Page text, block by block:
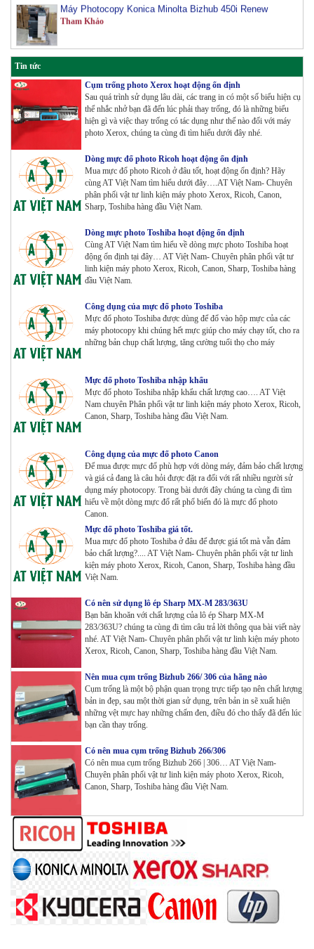
Tham Khảo
Máy Photocopy màu Toshiba E-Studio 3515AC Renew
Máy Photocopy Konica Minolta Bizhub 360i Renew
Tham Khảo
Máy Photocopy màu Toshiba E-Studio 4515AC Renew
Tham Khảo
Máy Photocopy màu Toshiba E-Studio 5015AC Renew
Tham Khảo
Máy Photocopy KONICA MINOLTA Bizhub 367 Renew
Tham Khảo
Bộ Mực 4 màu Konica Minolta Bizhub C1085 | 6085 |
HÃNG_ USA
Tham Khảo
Máy Photocopy Ricoh MP 7503 Renew
Tham Khảo
Máy photocopy Ricoh IM 7000
Tham Khảo
Máy in Laser Đơn năng G&G P2022W_in Wifi
Tham Khảo
Máy in Laser Đơn năng G&G GP4200DW in Đảo mặt ,
Wifi
Tham Khảo
Tham Khảo
Máy in Đa chức năng G&G GM3310DW in , scan ,
Tham Khảo
Mực ống Ricoh MP 3554 _MP 2554 | 2555 | 3054 |
6055 | IM 2500 | IM 3000 | IM 3500 | IM 4000 | IM
5000 | IM 6000_ MP3554_700G_BIASDO
Tham Khảo
Mực in HP LaserJet Enterprise M610dn | M611dn |
M611x | M612dn | M612x | MFP M634 | MFP M635 |
MFP M636_W1470A (10.5K)_ Có chip_HALLOYA
Tham Khảo
Tin tức
Cụm trống photo Xerox hoạt động ổn định
Sau quá trình sử dụng lâu dài, các trang in có một số biểu hiện cụ
thể nhắc nhở bạn đã đến lúc phải thay trống, đó là những biểu
hiện gì và việc thay trống có tác dụng như thế nào đối với máy
photo Xerox, chúng ta cùng đi tìm hiểu dưới đây nhé.
Dòng mực đổ photo Ricoh hoạt động ổn định
Mua mực đổ photo Ricoh ở đâu tốt, hoạt động ổn định? Hãy
cùng AT Việt Nam tìm hiểu dưới đây….AT Việt Nam- Chuyên
phân phối vật tư linh kiện máy photo Xerox, Ricoh, Canon,
Sharp, Toshiba hàng đầu Việt Nam.
Dòng mực photo Toshiba hoạt động ổn định
Cùng AT Việt Nam tìm hiểu về dòng mực photo Toshiba hoạt
động ổn định tại đây… AT Việt Nam- Chuyên phân phối vật tư
linh kiện máy photo Xerox, Ricoh, Canon, Sharp, Toshiba hàng
đầu Việt Nam.
Công dụng của mực đổ photo Toshiba
Mực đổ photo Toshiba được dùng để đổ vào hộp mực của các
máy photocopy khi chúng hết mực giúp cho máy chạy tốt, cho ra
những bản chụp chất lượng, tăng cường tuổi thọ cho máy
Mực đổ photo Toshiba nhập khẩu
Mực đổ photo Toshiba nhập khẩu chất lượng cao…. AT Việt
Nam chuyên Phân phối vật tư linh kiện máy photo Xerox, Ricoh,
Canon, Sharp, Toshiba hàng đầu Việt Nam.
Công dụng của mực đổ photo Canon
Để mua được mực đổ phù hợp với dòng máy, đảm bảo chất lượng
và giá cả đang là câu hỏi được đặt ra đối với rất nhiều người sử
dụng máy photocopy. Trong bài dưới đây chúng ta cùng đi tìm
hiểu về một dòng mực đổ rất phổ biến đó là mực đổ photo
Canon.
Mực đổ photo Toshiba giá tốt.
Mua mực đổ photo Toshiba ở đâu để được giá tốt mà vẫn đảm
bảo chất lượng?.... AT Việt Nam- Chuyên phân phối vật tư linh
kiện máy photo Xerox, Ricoh, Canon, Sharp, Toshiba hàng đầu
Việt Nam.
Có nên sử dụng lô ép Sharp MX-M 283/363U
Bạn băn khoăn với chất lượng của lô ép Sharp MX-M
283/363U? chúng ta cùng đi tìm câu trả lời thông qua bài viết này
nhé. AT Việt Nam- Chuyên phân phối vật tư linh kiện máy photo
Xerox, Ricoh, Canon, Sharp, Toshiba hàng đầu Việt Nam.
Nên mua cụm trống Bizhub 266/ 306 của hãng nào
Cụm trống là một bộ phận quan trọng trực tiếp tạo nên chất lượng
bản in đẹp, sau một thời gian sử dụng, trên bản in sẽ xuất hiện
những vệt mực hay những chấm đen, điều đó cho thấy đã đến lúc
bạn cần thay trống.
Có nên mua cụm trống Bizhub 266/306
Có nên mua cụm trống Bizhub 266 | 306… AT Việt Nam-
Chuyên phân phối vật tư linh kiện máy photo Xerox, Ricoh,
Canon, Sharp, Toshiba hàng đầu Việt Nam.